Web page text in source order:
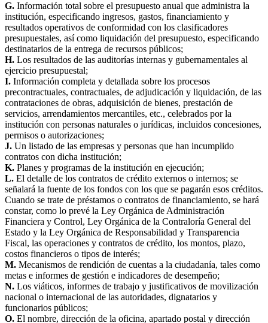
G. Información total sobre el presupuesto anual que administra la
institución, especificando ingresos, gastos, financiamiento y
resultados operativos de conformidad con los clasificadores
presupuestales, así como liquidación del presupuesto, especificando
destinatarios de la entrega de recursos públicos;
H. Los resultados de las auditorías internas y gubernamentales al
ejercicio presupuestal;
I. Información completa y detallada sobre los procesos
precontractuales, contractuales, de adjudicación y liquidación, de las
contrataciones de obras, adquisición de bienes, prestación de
servicios, arrendamientos mercantiles, etc., celebrados por la
institución con personas naturales o jurídicas, incluidos concesiones,
permisos o autorizaciones;
J. Un listado de las empresas y personas que han incumplido
contratos con dicha institución;
K. Planes y programas de la institución en ejecución;
L. El detalle de los contratos de crédito externos o internos; se
señalará la fuente de los fondos con los que se pagarán esos créditos.
Cuando se trate de préstamos o contratos de financiamiento, se hará
constar, como lo prevé la Ley Orgánica de Administración
Financiera y Control, Ley Orgánica de la Contraloría General del
Estado y la Ley Orgánica de Responsabilidad y Transparencia
Fiscal, las operaciones y contratos de crédito, los montos, plazo,
costos financieros o tipos de interés;
M. Mecanismos de rendición de cuentas a la ciudadanía, tales como
metas e informes de gestión e indicadores de desempeño;
N. Los viáticos, informes de trabajo y justificativos de movilización
nacional o internacional de las autoridades, dignatarios y
funcionarios públicos;
O. El nombre, dirección de la oficina, apartado postal y dirección